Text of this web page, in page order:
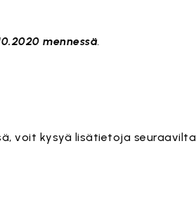
mennessä.
voit kysyä lisätietoja seuraavilta